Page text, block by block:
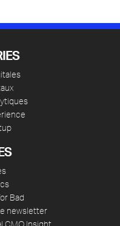
Bad
newsletter